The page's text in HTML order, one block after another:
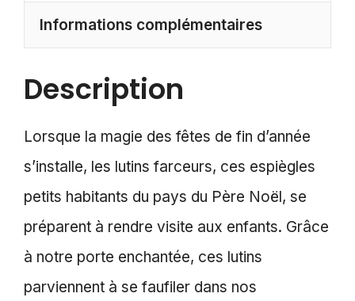
Informations complémentaires
Description
Lorsque la magie des fêtes de fin d’année
s’installe, les lutins farceurs, ces espiègles
petits habitants du pays du Père Noël, se
préparent à rendre visite aux enfants. Grâce
à notre porte enchantée, ces lutins
parviennent à se faufiler dans nos